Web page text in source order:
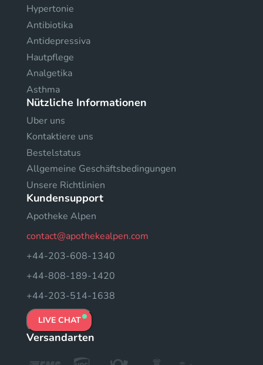
Hypertonie
Antibiotika
Antidepressiva
Hautpflege
Analgetika
Asthma
Nützliche Informationen
Uber uns
Kontaktiere uns
Bestelstatus
Allgemeine Geschäftsbedingungen
Unsere Richtlinien
Kundensupport
Apotheke Alpen
contact@apothekealpen.com
+44-203-608-1340
+44-808-189-1420
+44-203-514-1638
LIVE CHAT
Versandarten